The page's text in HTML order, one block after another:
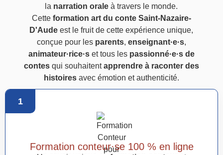
la narration orale à travers le monde.
Cette formation art du conte Saint-Nazaire-
D'Aude est le fruit de cette expérience unique,
conçue pour les parents, enseignant·e·s,
animateur·rice·set tous les passionné·e·s de
contesqui souhaitentapprendre à raconter des
histoiresavec émotion et authenticité.
1
Formation conteur·se 100 % en ligne